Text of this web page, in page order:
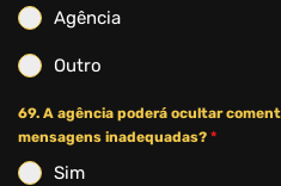
Agência
Outro
69. A agência poderá ocultar
mensagens inadequadas? *
Sim